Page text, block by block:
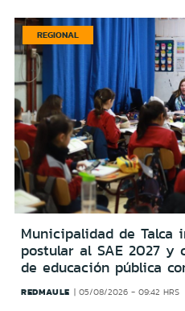
REGIONAL
Municipalidad de
postular al SAE 2027 y
de educación pública
REDMAULE 05/08/2026 - 09:42 HRS